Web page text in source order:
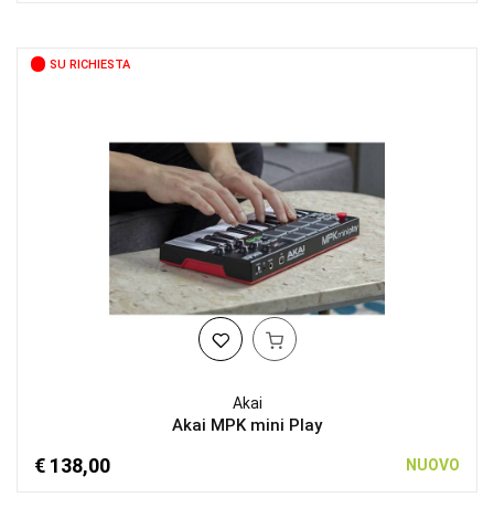
SU RICHIESTA
Akai
Akai MPK mini Play
€ 138,00 NUOVO